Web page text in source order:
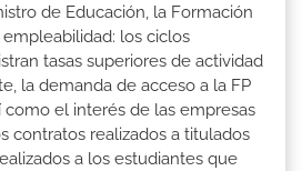
de Educación, la Formación
los ciclos
tasas superiores de actividad
la demanda de acceso a la FP
como el interés de las empresas
contratos realizados a titulados
a los estudiantes que